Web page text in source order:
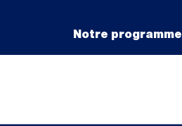
Notre programme